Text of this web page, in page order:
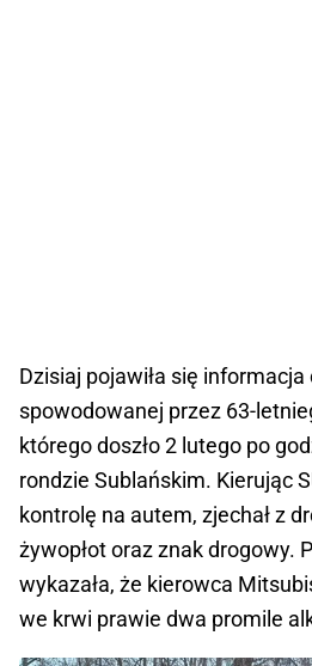
Dzisiaj pojawiła się informacja
spowodowanej przez 63-
którego doszło 2 lutego po
rondzie Sublańskim. Kierując
kontrolę na autem, zjechał z
żywopłot oraz znak drogowy.
wykazała, że kierowca
we krwi prawie dwa promile